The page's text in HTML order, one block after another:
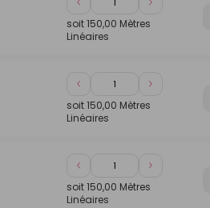
Diminuer
de
1
Augmenter
de
soit150,00 Mètres
Linéaires
Diminuer
de
1
Augmenter
de
soit150,00 Mètres
Linéaires
Diminuer
de
1
Augmenter
de
soit150,00 Mètres
Linéaires